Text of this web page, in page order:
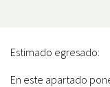
Estimado egresado:
En este apartado